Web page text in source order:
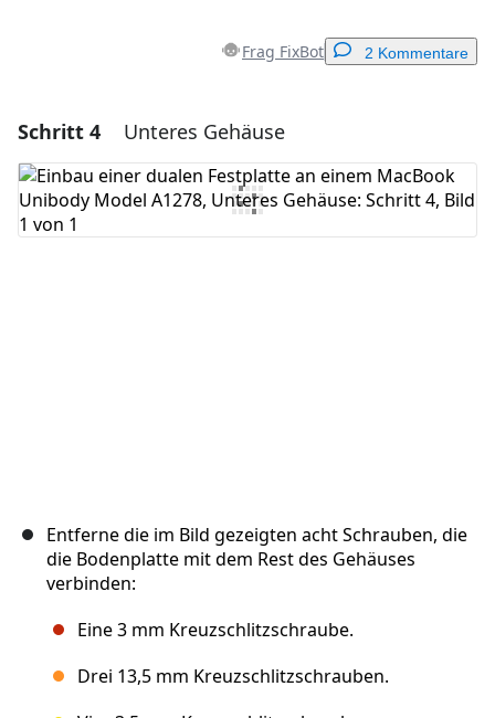
Frag FixBot 2 Kommentare
Einen Kommentar hinzufügen
Kommentar hinzufügen
Schritt 4 Unteres Gehäuse
Entferne die im Bild gezeigten acht Schrauben, die
die Bodenplatte mit dem Rest des Gehäuses
verbinden:
Eine 3 mm Kreuzschlitzschraube.
Drei 13,5 mm Kreuzschlitzschrauben.